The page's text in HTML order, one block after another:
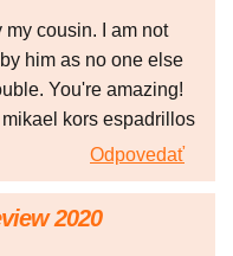
my cousin. I am not
him as no one else
You're amazing!
kors espadrillos
Odpovedať
2020